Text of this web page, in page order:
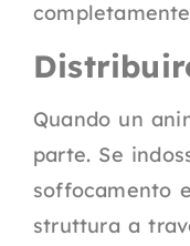
Quando un
parte. Se
soffocamento
struttura a